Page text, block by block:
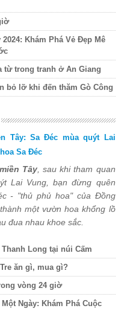
Khám Phá Vẻ Đẹp Mê
từ trong tranh ở An Giang
bỏ lỡ khi đến thăm Gò Công
Tây: Sa Đéc mùa quýt Lai
Sa Đéc
Tây, sau khi tham quan
Lai Vung, bạn đừng quên
- "thủ phủ hoa" của Đồng
một vườn hoa khổng lồ
đua nhau khoe sắc.
Long tại núi Cấm
ăn gì, mua gì?
vòng 24 giờ
Ngày: Khám Phá Cuộc